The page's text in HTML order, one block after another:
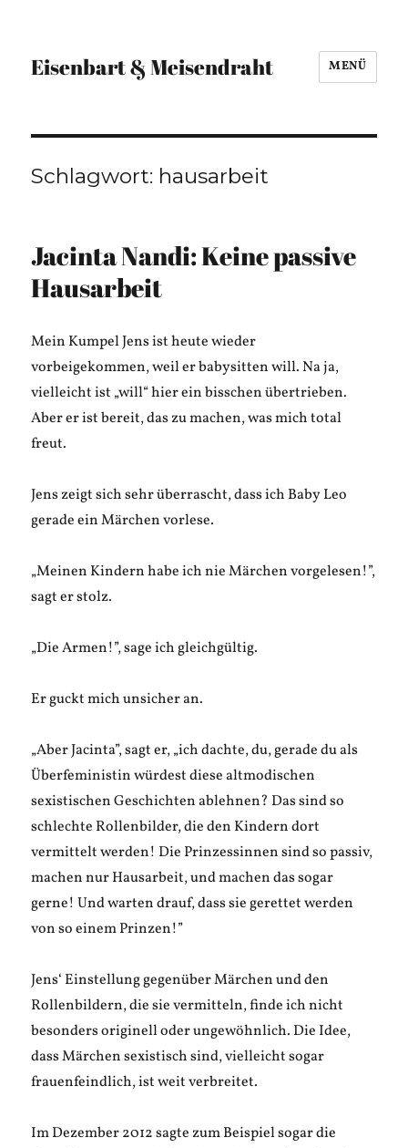
Eisenbart & Meisendraht MENÜ
Schlagwort: hausarbeit
Jacinta Nandi: Keine passive
Hausarbeit
Mein Kumpel Jens ist heute wieder
vorbeigekommen, weil er babysitten will. Na ja,
vielleicht ist „will“ hier ein bisschen übertrieben.
Aber er ist bereit, das zu machen, was mich total
freut.
Jens zeigt sich sehr überrascht, dass ich Baby Leo
gerade ein Märchen vorlese.
„Meinen Kindern habe ich nie Märchen vorgelesen!”,
sagt er stolz.
„Die Armen!”, sage ich gleichgültig.
Er guckt mich unsicher an.
„Aber Jacinta”, sagt er, „ich dachte, du, gerade du als
Überfeministin würdest diese altmodischen
sexistischen Geschichten ablehnen? Das sind so
schlechte Rollenbilder, die den Kindern dort
vermittelt werden! Die Prinzessinnen sind so passiv,
machen nur Hausarbeit, und machen das sogar
gerne! Und warten drauf, dass sie gerettet werden
von so einem Prinzen!”
Jens‘ Einstellung gegenüber Märchen und den
Rollenbildern, die sie vermitteln, finde ich nicht
besonders originell oder ungewöhnlich. Die Idee,
dass Märchen sexistisch sind, vielleicht sogar
frauenfeindlich, ist weit verbreitet.
Im Dezember 2012 sagte zum Beispiel sogar die